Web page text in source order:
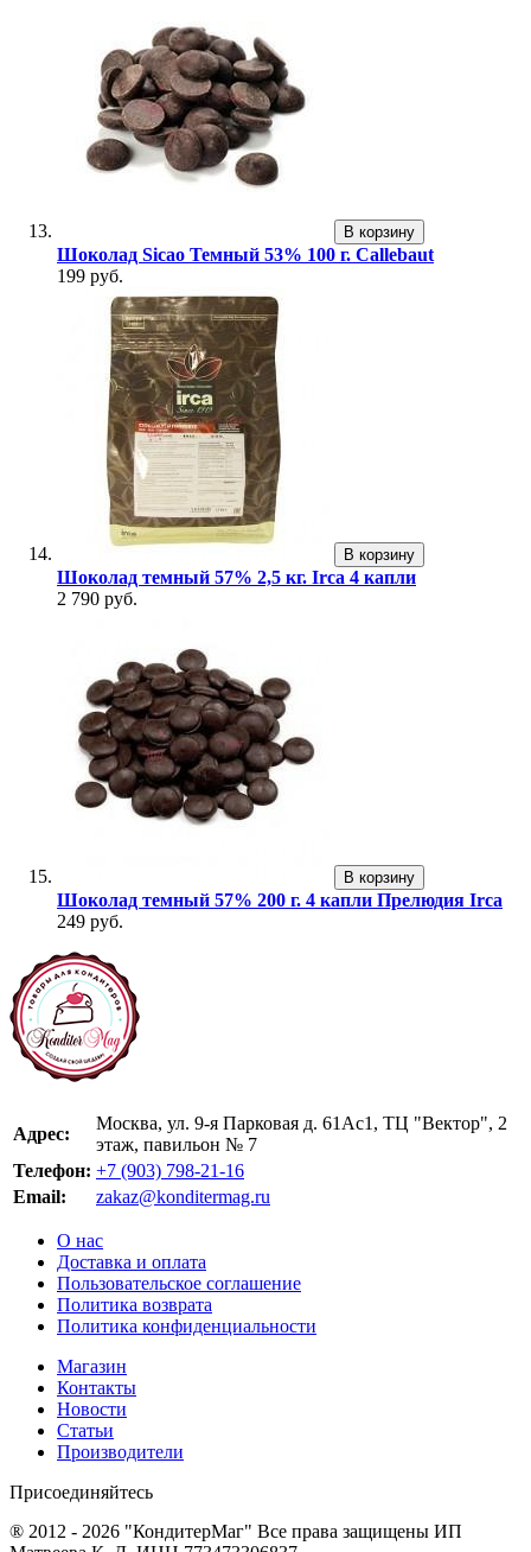
В корзину
Шоколад Sicao Темный 53% 100 г. Callebaut
199 руб.
В корзину
Шоколад темный 57% 2,5 кг. Irca 4 капли
2 790 руб.
В корзину
Шоколад темный 57% 200 г. 4 капли Прелюдия Irca
249 руб.
Адрес:
Москва, ул. 9-я Парковая д. 61Ас1, ТЦ "Вектор", 2
этаж, павильон № 7
Телефон: +7 (903) 798-21-16
Email:
zakaz@konditermag.ru
О нас
Доставка и оплата
Пользовательское соглашение
Политика возврата
Политика конфиденциальности
Магазин
Контакты
Новости
Статьи
Производители
Присоединяйтесь
® 2012 - 2026 "КондитерМаг" Все права защищены ИП